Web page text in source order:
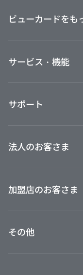
キャンペーン一覧
ETCカード
ビューカードをも
ポイントを貯める
Suica・オートチ
案内
サービス・機能
会員専用インター
ビューカード会員
びゅう商品券
外貨両替センター
サポート
FAQ（よくあるご
ご利用ガイド
法人のお客さま
BTM決済サービス
加盟店のお客さま
その他